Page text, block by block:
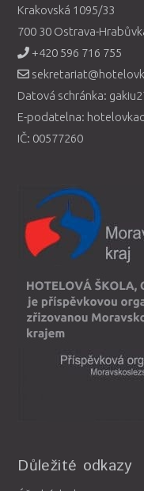
Krakovská 1095/33
700 30 Ostrava-
+420 596 716 755
Datová schránka:
E-podatelna:
IČ: 00577260
Důležité odkazy